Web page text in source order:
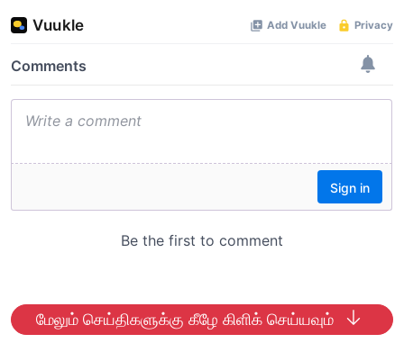
மேலும் செய்திகளுக்கு கீழே கிளிக் செய்யவும்